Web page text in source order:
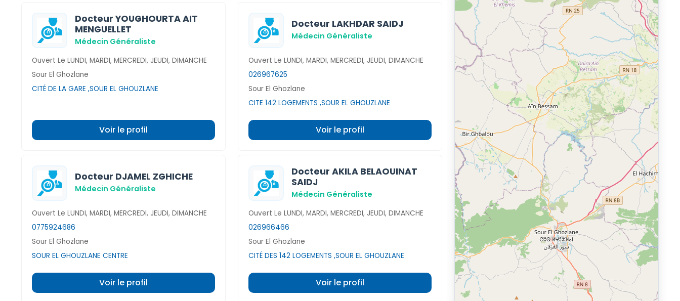
Docteur YOUGHOURTA AIT
MENGUELLET
Médecin Généraliste
Ouvert Le LUNDI, MARDI, MERCREDI, JEUDI, DIMANCHE
Sour El Ghozlane
CITÉ DE LA GARE ,SOUR EL GHOUZLANE
Voir le profil
Docteur LAKHDAR SAIDJ
Médecin Généraliste
Ouvert Le LUNDI, MARDI, MERCREDI, JEUDI, DIMANCHE
026967625
Sour El Ghozlane
CITE 142 LOGEMENTS ,SOUR EL GHOUZLANE
Voir le profil
Docteur DJAMEL ZGHICHE
Médecin Généraliste
Ouvert Le LUNDI, MARDI, MERCREDI, JEUDI, DIMANCHE
0775924686
Sour El Ghozlane
SOUR EL GHOUZLANE CENTRE
Voir le profil
Docteur AKILA BELAOUINAT
SAIDJ
Médecin Généraliste
Ouvert Le LUNDI, MARDI, MERCREDI, JEUDI, DIMANCHE
026966466
Sour El Ghozlane
CITÉ DES 142 LOGEMENTS ,SOUR EL GHOUZLANE
Voir le profil